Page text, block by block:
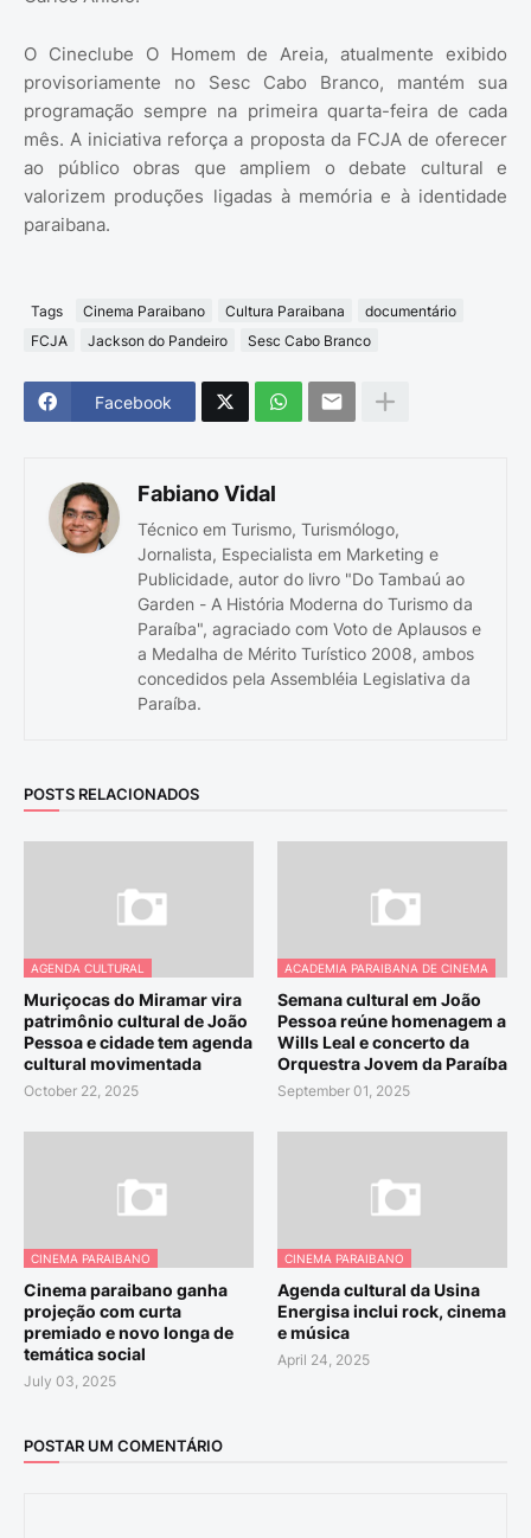
O Cineclube O Homem de Areia, atualmente exibido
provisoriamente no Sesc Cabo Branco, mantém sua
programação sempre na primeira quarta-feira de cada
mês. A iniciativa reforça a proposta da FCJA de oferecer
ao público obras que ampliem o debate cultural e
valorizem produções ligadas à memória e à identidade
paraibana.
Tags Cinema Paraibano Cultura Paraibana
documentário
FCJA
Jackson do Pandeiro Sesc Cabo Branco
Facebook
Fabiano Vidal
Técnico em Turismo, Turismólogo,
Jornalista, Especialista em Marketing e
Publicidade, autor do livro "Do Tambaú ao
Garden - A História Moderna do Turismo da
Paraíba", agraciado com Voto de Aplausos e
a Medalha de Mérito Turístico 2008, ambos
concedidos pela Assembléia Legislativa da
Paraíba.
POSTS RELACIONADOS
AGENDA CULTURAL
Muriçocas do Miramar vira
patrimônio cultural de João
Pessoa e cidade tem agenda
cultural movimentada
October 22, 2025
ACADEMIA PARAIBANA DE CINEMA
Semana cultural em João
Pessoa reúne homenagem a
Wills Leal e concerto da
Orquestra Jovem da Paraíba
September 01, 2025
CINEMA PARAIBANO
Cinema paraibano ganha
projeção com curta
premiado e novo longa de
temática social
July 03, 2025
CINEMA PARAIBANO
Agenda cultural da Usina
Energisa inclui rock, cinema
e música
April 24, 2025
POSTAR UM COMENTÁRIO